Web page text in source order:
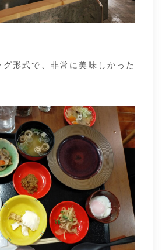
形式で、非常に美味しかった